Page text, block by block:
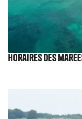
Horaires des